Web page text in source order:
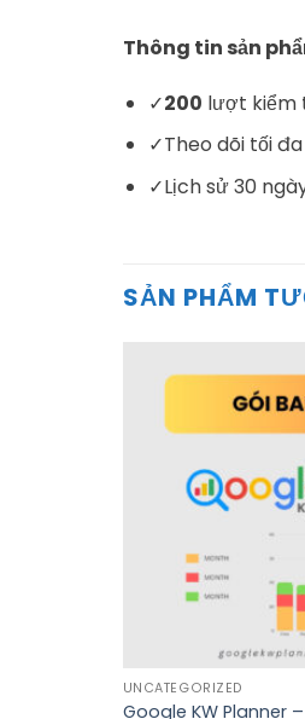
Thông tin sản
✓200 lượt
✓Theo dõi tối đa
✓Lịch sử 30
SẢN PHẨM
UNCATEGORIZED
Google KW Planner